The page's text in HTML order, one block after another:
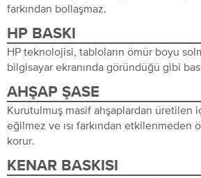
farkından bollaşmaz.
HP BASKI
HP teknolojisi, tabloların ömür boyu
bilgisayar ekranında göründüğü gibi
AHŞAP ŞASE
Kurutulmuş masif ahşaplardan üretilen
eğilmez ve ısı farkından etkilenmeden
korur.
KENAR BASKISI